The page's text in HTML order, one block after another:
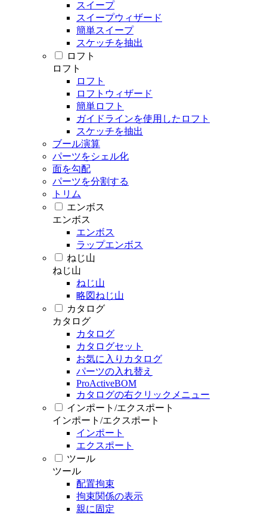
スイープ
スイープウィザード
簡単スイープ
スケッチを抽出
ロフト
ロフト
ロフト
ロフトウィザード
簡単ロフト
ガイドラインを使用したロフト
スケッチを抽出
ブール演算
パーツをシェル化
面を勾配
パーツを分割する
トリム
エンボス
エンボス
エンボス
ラップエンボス
ねじ山
ねじ山
ねじ山
略図ねじ山
カタログ
カタログ
カタログ
カタログセット
お気に入りカタログ
パーツの入れ替え
ProActiveBOM
カタログの右クリックメニュー
インポート/エクスポート
インポート/エクスポート
インポート
エクスポート
ツール
ツール
配置拘束
拘束関係の表示
親に固定